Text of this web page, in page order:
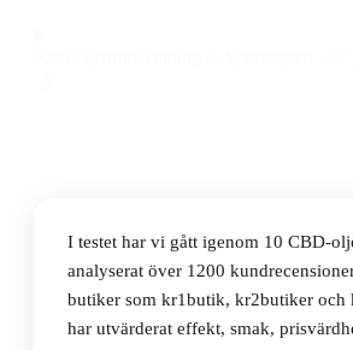
I testet har vi gått igenom 10 CBD-
analyserat över 1200
butiker som kr1butik, kr2butiker och
har utvärderat effekt, smak,